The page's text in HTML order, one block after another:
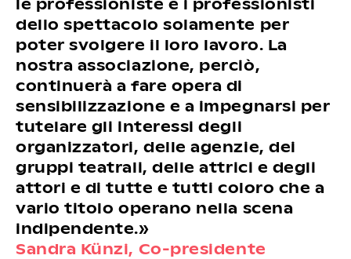
dello spettacolo solamente per
poter svolgere il loro lavoro. La
nostra associazione, perciò,
continuerà a fare opera di
sensibilizzazione e a impegnarsi per
tutelare gli interessi degli
organizzatori, delle agenzie, dei
gruppi teatrali, delle attrici e degli
attori e di tutte e tutti coloro che a
vario titolo operano nella scena
indipendente.»
Sandra Künzi, Co-presidente